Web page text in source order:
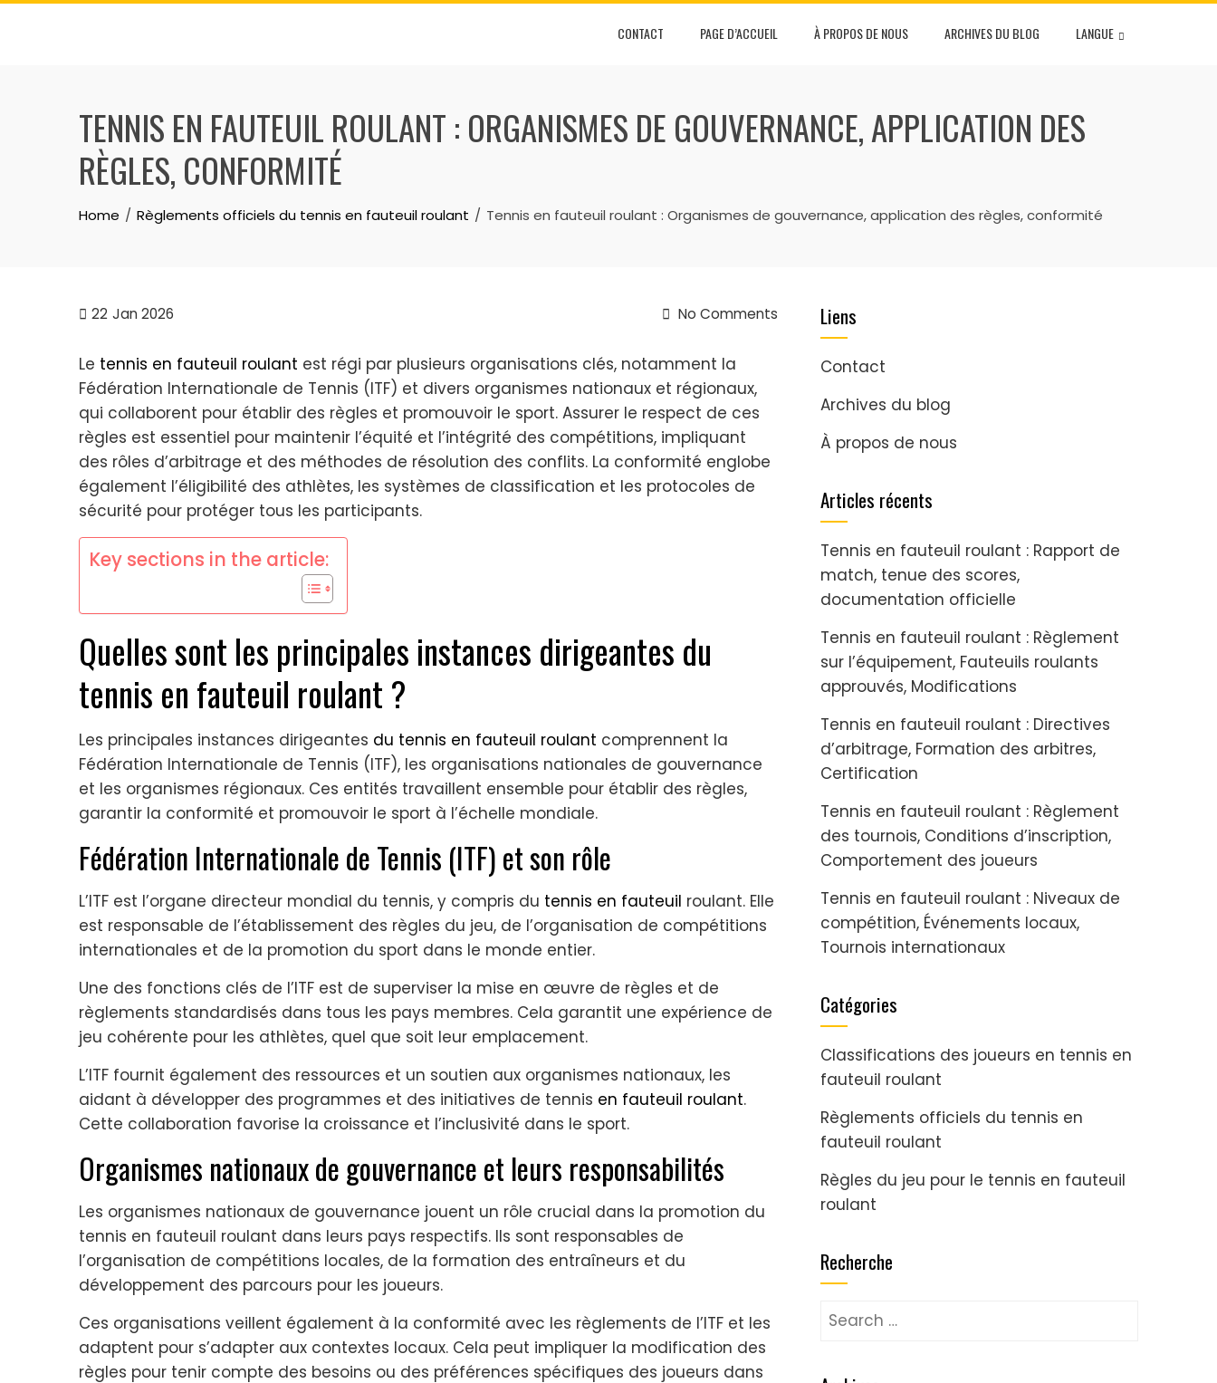
Skip
CONTACT PAGE D’ACCUEIL À PROPOS DE NOUS ARCHIVES DU BLOG LANGUE
TENNIS EN FAUTEUIL ROULANT : ORGANISMES DE GOUVERNANCE, APPLICATION DES
RÈGLES, CONFORMITÉ
Home Règlements officiels du tennis en fauteuil roulant Tennis en fauteuil roulant : Organismes de gouvernance, application des règles, conformité
22 Jan 2026 No Comments
Le tennis en fauteuil roulant est régi par plusieurs organisations clés, notamment la
Fédération Internationale de Tennis (ITF) et divers organismes nationaux et régionaux,
qui collaborent pour établir des règles et promouvoir le sport. Assurer le respect de ces
règles est essentiel pour maintenir l’équité et l’intégrité des compétitions, impliquant
des rôles d’arbitrage et des méthodes de résolution des conflits. La conformité englobe
également l’éligibilité des athlètes, les systèmes de classification et les protocoles de
sécurité pour protéger tous les participants.
Key sections in the article:
Quelles sont les principales instances dirigeantes du
tennis en fauteuil roulant ?
Les principales instances dirigeantes du tennis en fauteuil roulant comprennent la
Fédération Internationale de Tennis (ITF), les organisations nationales de gouvernance
et les organismes régionaux. Ces entités travaillent ensemble pour établir des règles,
garantir la conformité et promouvoir le sport à l’échelle mondiale.
Fédération Internationale de Tennis (ITF) et son rôle
L’ITF est l’organe directeur mondial du tennis, y compris du tennis en fauteuil roulant. Elle
est responsable de l’établissement des règles du jeu, de l’organisation de compétitions
internationales et de la promotion du sport dans le monde entier.
Une des fonctions clés de l’ITF est de superviser la mise en œuvre de règles et de
règlements standardisés dans tous les pays membres. Cela garantit une expérience de
jeu cohérente pour les athlètes, quel que soit leur emplacement.
L’ITF fournit également des ressources et un soutien aux organismes nationaux, les
aidant à développer des programmes et des initiatives de tennis en fauteuil roulant.
Cette collaboration favorise la croissance et l’inclusivité dans le sport.
Organismes nationaux de gouvernance et leurs responsabilités
Les organismes nationaux de gouvernance jouent un rôle crucial dans la promotion du
tennis en fauteuil roulant dans leurs pays respectifs. Ils sont responsables de
l’organisation de compétitions locales, de la formation des entraîneurs et du
développement des parcours pour les joueurs.
Ces organisations veillent également à la conformité avec les règlements de l’ITF et les
adaptent pour s’adapter aux contextes locaux. Cela peut impliquer la modification des
règles pour tenir compte des besoins ou des préférences spécifiques des joueurs dans
Liens
Contact
Archives du blog
À propos de nous
Articles récents
Tennis en fauteuil roulant : Rapport de
match, tenue des scores,
documentation officielle
Tennis en fauteuil roulant : Règlement
sur l’équipement, Fauteuils roulants
approuvés, Modifications
Tennis en fauteuil roulant : Directives
d’arbitrage, Formation des arbitres,
Certification
Tennis en fauteuil roulant : Règlement
des tournois, Conditions d’inscription,
Comportement des joueurs
Tennis en fauteuil roulant : Niveaux de
compétition, Événements locaux,
Tournois internationaux
Catégories
Classifications des joueurs en tennis en
fauteuil roulant
Règlements officiels du tennis en
fauteuil roulant
Règles du jeu pour le tennis en fauteuil
roulant
Recherche
Search